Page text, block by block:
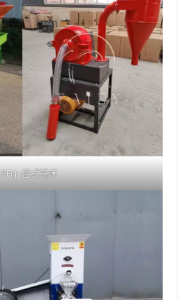
9Fq-盘式铣床